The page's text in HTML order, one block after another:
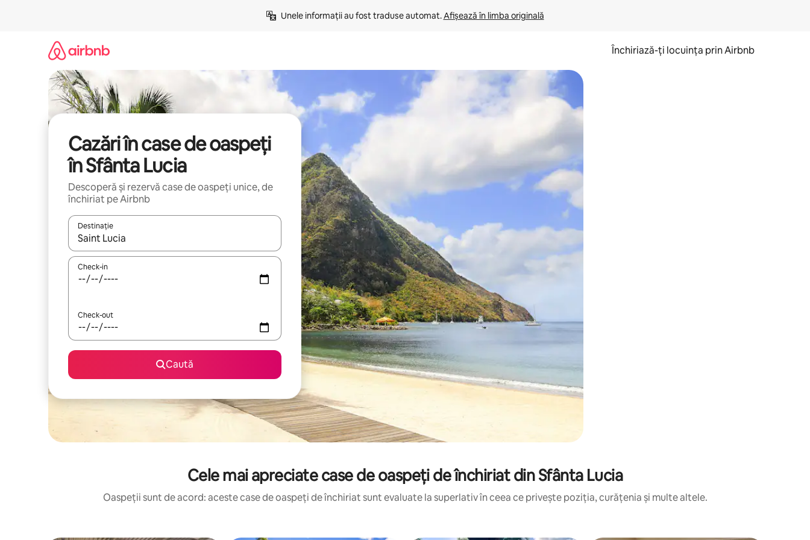
Unele informații au fost traduse automat. Afișează în limba originală
Închiriază-ți locuința prin Airbnb
Cazări în case de oaspeți
în Sfânta Lucia
Descoperă și rezervă case de oaspeți unice, de
închiriat pe Airbnb
Destinație
Când se încarcă rezultatele, navighează folosind tastele săgeată în sus și în jos sau prin gesturi de atingere ori glisare.
Check-in
Check-out
Caută
Cele mai apreciate case de oaspeți de închiriat din Sfânta Lucia
Oaspeții sunt de acord: aceste case de oaspeți de închiriat sunt evaluate la superlativ în ceea ce privește poziția, curățenia și multe altele.